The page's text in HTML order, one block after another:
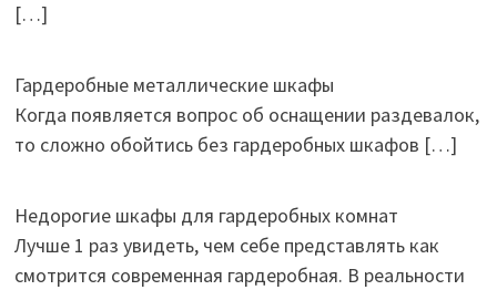
[…]
Гардеробные металлические шкафы
Когда появляется вопрос об оснащении раздевалок,
то сложно обойтись без гардеробных шкафов […]
Недорогие шкафы для гардеробных комнат
Лучше 1 раз увидеть, чем себе представлять как
смотрится современная гардеробная. В реальности